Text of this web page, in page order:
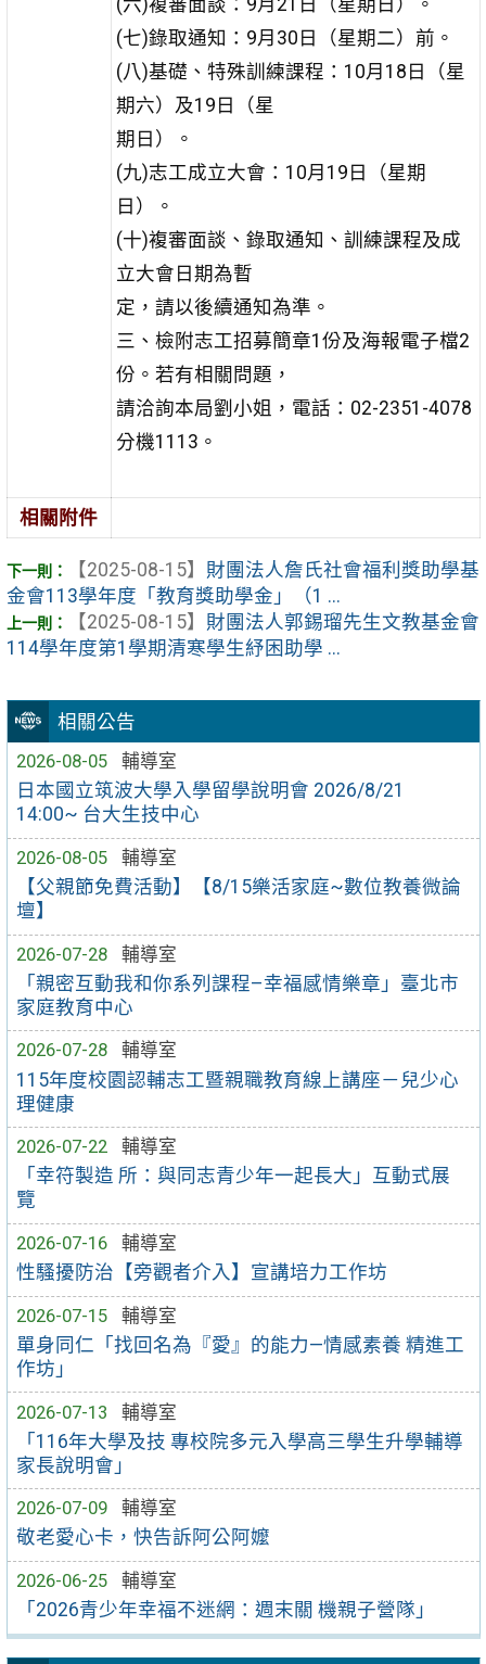
相關公告
2026-08-05
輔導室
日本國立筑波大學入學留學說明會 2026/8/21
14:00~ 台大生技中心
2026-08-05
輔導室
【父親節免費活動】【8/15樂活家庭~數位教養微論
壇】
2026-07-28
輔導室
「親密互動我和你系列課程–幸福感情樂章」臺北市
家庭教育中心
2026-07-28
輔導室
115年度校園認輔志工暨親職教育線上講座－兒少心
理健康
2026-07-22
輔導室
「幸符製造 所：與同志青少年一起長大」互動式展
覽
2026-07-16
輔導室
性騷擾防治【旁觀者介入】宣講培力工作坊
2026-07-15
輔導室
單身同仁「找回名為『愛』的能力—情感素養 精進工
作坊」
2026-07-13
輔導室
「116年大學及技 專校院多元入學高三學生升學輔導
家長說明會」
2026-07-09
輔導室
敬老愛心卡，快告訴阿公阿嬤
2026-06-25
輔導室
「2026青少年幸福不迷網：週末關 機親子營隊」
(七)錄取通知：9月30日（星期二）前。
(八)基礎、特殊訓練課程：10月18日（星
期六）及19日（星
期日）。
(九)志工成立大會：10月19日（星期
日）。
(十)複審面談、錄取通知、訓練課程及成
立大會日期為暫
定，請以後續通知為準。
三、檢附志工招募簡章1份及海報電子檔2
份。若有相關問題，
請洽詢本局劉小姐，電話：02-2351-4078
分機1113。
相關附件
【2025-08-15】 財團法人詹氏社會福利獎助學基
金會113學年度「教育獎助學金」（1 ...
【2025-08-15】 財團法人郭錫瑠先生文教基金會
114學年度第1學期清寒學生紓困助學 ...